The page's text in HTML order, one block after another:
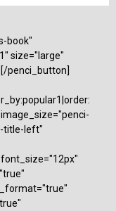
book"
size="large"
[/penci_button]
title-left"